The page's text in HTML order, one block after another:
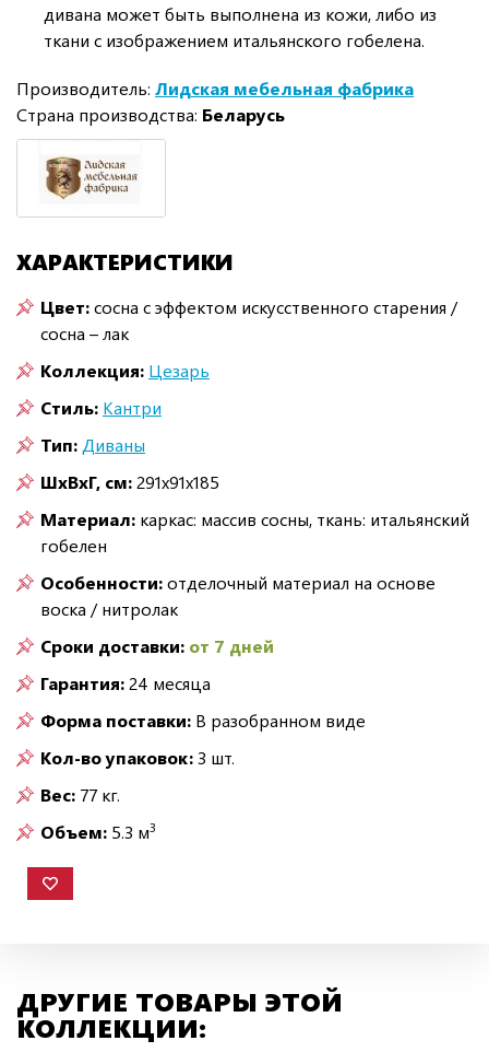
дивана может быть выполнена из кожи, либо из
ткани с изображением итальянского гобелена.
Производитель: Лидская мебельная фабрика
Страна производства: Беларусь
ХАРАКТЕРИСТИКИ
Цвет:сосна с эффектом искусственного старения /
сосна – лак
Коллекция: Цезарь
Стиль: Кантри
Тип: Диваны
ШxВxГ, см:291x91x185
Материал: каркас: массив сосны, ткань: итальянский
гобелен
Особенности:отделочный материал на основе
воска / нитролак
Сроки доставки: от 7 дней
Гарантия:24 месяца
Форма поставки: В разобранном виде
Кол-во упаковок:3 шт.
Вес: 77 кг.
Объем: 5.3 м3
ДРУГИЕ ТОВАРЫ ЭТОЙ
КОЛЛЕКЦИИ: